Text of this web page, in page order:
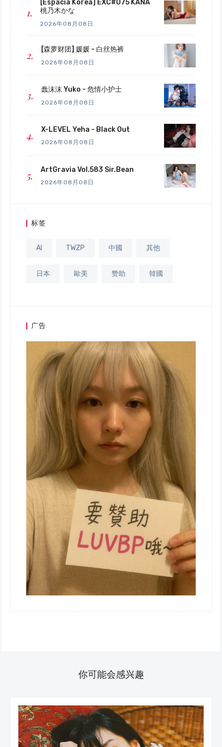
[Espacia Korea] EXC#075 KANA
桃乃木かな
2026年08月08日
[森萝财团] 媛媛 - 白丝热裤
2026年08月08日
蠢沫沫 Yuko - 危情小护士
2026年08月08日
X-LEVEL Yeha - Black Out
2026年08月08日
ArtGravia Vol.583 Sir.Bean
2026年08月08日
标签
AI TWZP 中國 其他
日本 歐美 赞助 韓國
广告
你可能会感兴趣